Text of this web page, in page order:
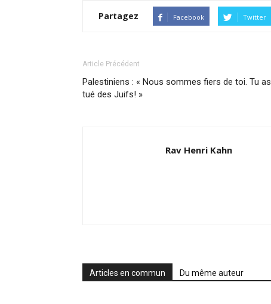
Partagez Facebook Twitter
Article Précédent
Palestiniens : « Nous sommes fiers de toi. Tu as
tué des Juifs! »
Rav Henri Kahn
Articles en commun Du même auteur